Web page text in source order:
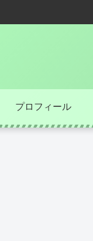
プロフィール